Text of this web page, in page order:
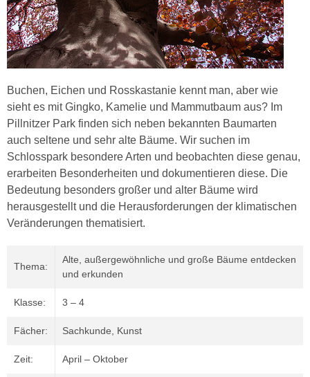
Buchen, Eichen und Rosskastanie kennt man, aber wie
sieht es mit Gingko, Kamelie und Mammutbaum aus? Im
Pillnitzer Park finden sich neben bekannten Baumarten
auch seltene und sehr alte Bäume. Wir suchen im
Schlosspark besondere Arten und beobachten diese genau,
erarbeiten Besonderheiten und dokumentieren diese. Die
Bedeutung besonders großer und alter Bäume wird
herausgestellt und die Herausforderungen der klimatischen
Veränderungen thematisiert.
Thema:
Alte, außergewöhnliche und große Bäume entdecken
und erkunden
Klasse: 3 – 4
Fächer: Sachkunde, Kunst
Zeit: April – Oktober